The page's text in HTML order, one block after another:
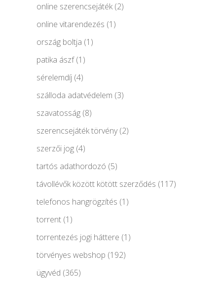
online szerencsejáték(2)
online vitarendezés (1)
ország boltja (1)
patika ászf(1)
sérelemdíj (4)
szálloda adatvédelem (3)
szavatosság (8)
szerencsejáték törvény(2)
szerzői jog (4)
tartós adathordozó (5)
távollévők között kötött szerződés (117)
telefonos hangrögzítés (1)
torrent (1)
torrentezés jogi háttere (1)
törvényes webshop (192)
ügyvéd (365)